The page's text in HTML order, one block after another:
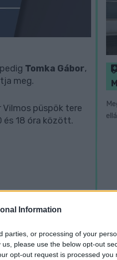
Information
parties, or processing of your
please use the below opt-out
opt-out request is processed you
Tomka Gábor,
meg.
Vilmos püspök tere
és 18 óra között.